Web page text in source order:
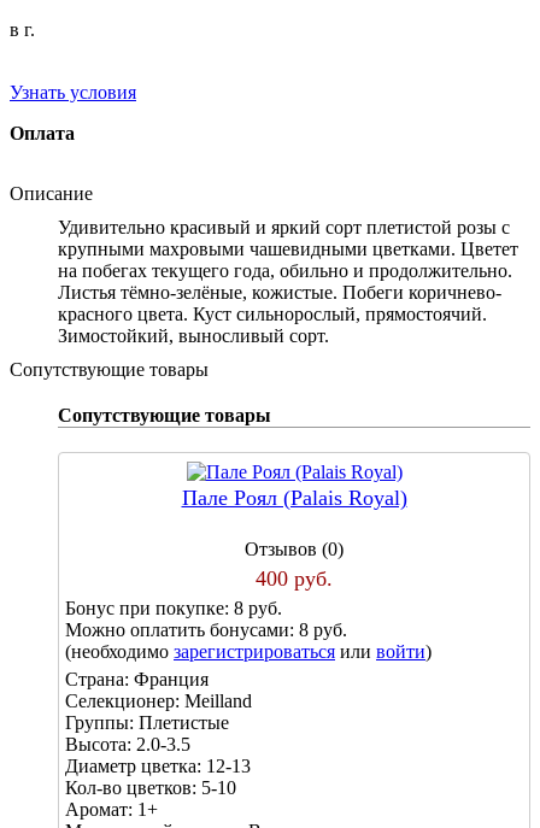
в г.
Узнать условия
Оплата
Описание
Удивительно красивый и яркий сорт плетистой розы с
крупными махровыми чашевидными цветками. Цветет
на побегах текущего года, обильно и продолжительно.
Листья тёмно-зелёные, кожистые. Побеги коричнево-
красного цвета. Куст сильнорослый, прямостоячий.
Зимостойкий, выносливый сорт.
Сопутствующие товары
Сопутствующие товары
Пале Роял (Palais Royal)
Отзывов (0)
400 руб.
Бонус при покупке: 8 руб.
Можно оплатить бонусами: 8 руб.
(необходимо зарегистрироваться или войти)
Страна: Франция
Селекционер: Meilland
Группы: Плетистые
Высота: 2.0-3.5
Диаметр цветка: 12-13
Кол-во цветков: 5-10
Аромат: 1+